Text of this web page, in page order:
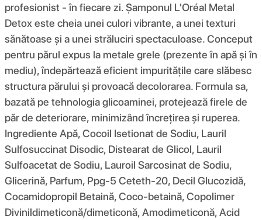
profesionist - în fiecare zi. Șamponul L'Oréal Metal
Detox este cheia unei culori vibrante, a unei texturi
sănătoase și a unei străluciri spectaculoase. Conceput
pentru părul expus la metale grele (prezente în apă și în
mediu), îndepărtează eficient impuritățile care slăbesc
structura părului și provoacă decolorarea. Formula sa,
bazată pe tehnologia glicoaminei, protejează firele de
păr de deteriorare, minimizând încrețirea și ruperea.
Ingrediente Apă, Cocoil Isetionat de Sodiu, Lauril
Sulfosuccinat Disodic, Distearat de Glicol, Lauril
Sulfoacetat de Sodiu, Lauroil Sarcosinat de Sodiu,
Glicerină, Parfum, Ppg-5 Ceteth-20, Decil Glucozidă,
Cocamidopropil Betaină, Coco-betaină, Copolimer
Divinildimeticonă/dimeticonă, Amodimeticonă, Acid